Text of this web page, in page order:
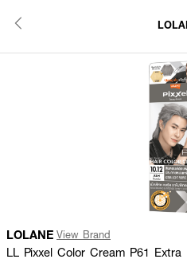
LOLANE View Brand
LL Pixxel Color Cream P61